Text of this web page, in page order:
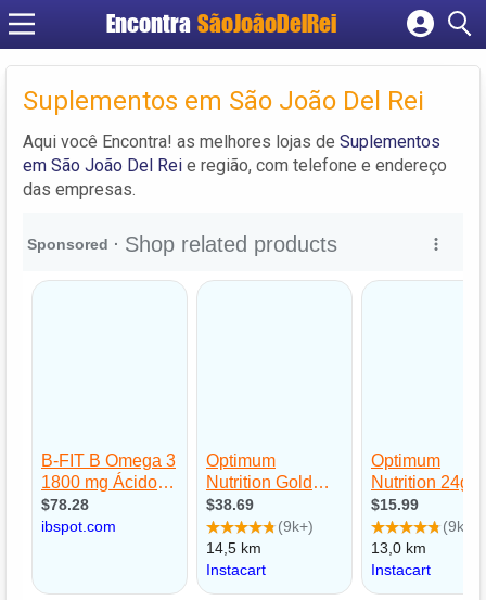
Encontra SãoJoãoDelRei
Cadastrar empresa
Fazer login
Criar conta
Suplementos em São João Del Rei
Aqui você Encontra! as melhores lojas de Suplementos
em São João Del Rei e região, com telefone e endereço
das empresas.